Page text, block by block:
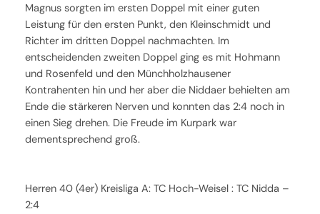
Magnus sorgten im ersten Doppel mit einer guten
Leistung für den ersten Punkt, den Kleinschmidt und
Richter im dritten Doppel nachmachten. Im
entscheidenden zweiten Doppel ging es mit Hohmann
und Rosenfeld und den Münchholzhausener
Kontrahenten hin und her aber die Niddaer behielten am
Ende die stärkeren Nerven und konnten das 2:4 noch in
einen Sieg drehen. Die Freude im Kurpark war
dementsprechend groß.
Herren 40 (4er) Kreisliga A: TC Hoch-Weisel : TC Nidda –
2:4